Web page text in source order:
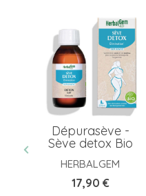
Dépurasève -
Sève detox Bio
HERBALGEM
Prix
17,90 €